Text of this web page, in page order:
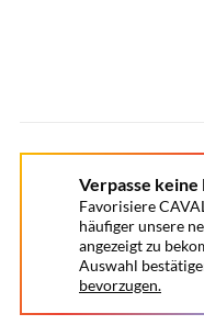
Verpasse
Favorisiere
häufiger unsere
angezeigt zu
Auswahl
bevorzugen.